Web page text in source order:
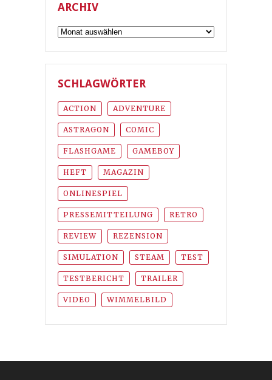
ARCHIV
Archiv
SCHLAGWÖRTER
ACTION ADVENTURE
ASTRAGON COMIC
FLASHGAME GAMEBOY
HEFT MAGAZIN
ONLINESPIEL
PRESSEMITTEILUNG RETRO
REVIEW REZENSION
SIMULATION STEAM TEST
TESTBERICHT TRAILER
VIDEO WIMMELBILD